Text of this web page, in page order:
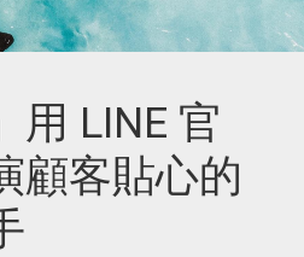
用 LINE 官
顧客貼心的